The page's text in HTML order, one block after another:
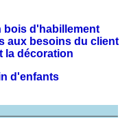
bois d'habillement
aux besoins du client
la décoration
d'enfants
détail